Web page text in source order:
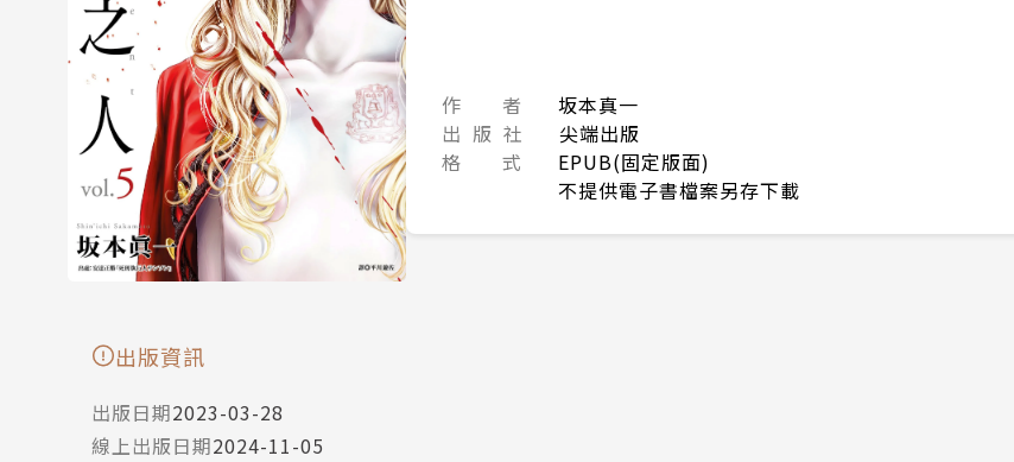
作 者
坂本真一
出 版 社
尖端出版
格 式
EPUB(固定版面)
不提供電子書檔案另存下載
出版資訊
出版日期2023-03-28
線上出版日期2024-11-05